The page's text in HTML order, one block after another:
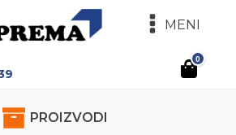
MENI
0
PROIZVODI